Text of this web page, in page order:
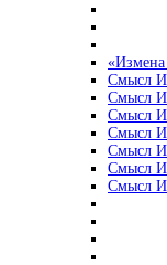
«Измена
Смысл
Смысл
Смысл
Смысл
Смысл
Смысл
Смысл